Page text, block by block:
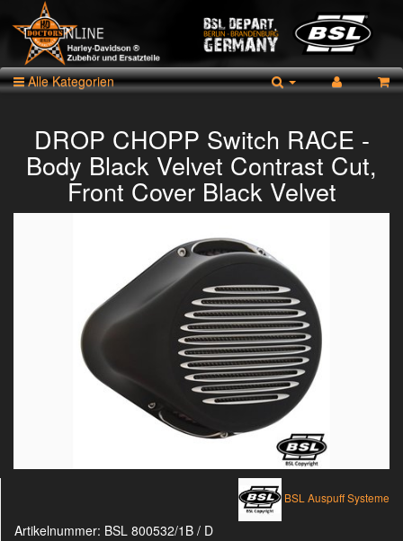
Alle Kategorien
DROP CHOPP Switch RACE -
Body Black Velvet Contrast Cut,
Front Cover Black Velvet
BSL Auspuff Systeme
Artikelnummer: BSL 800532/1B / D